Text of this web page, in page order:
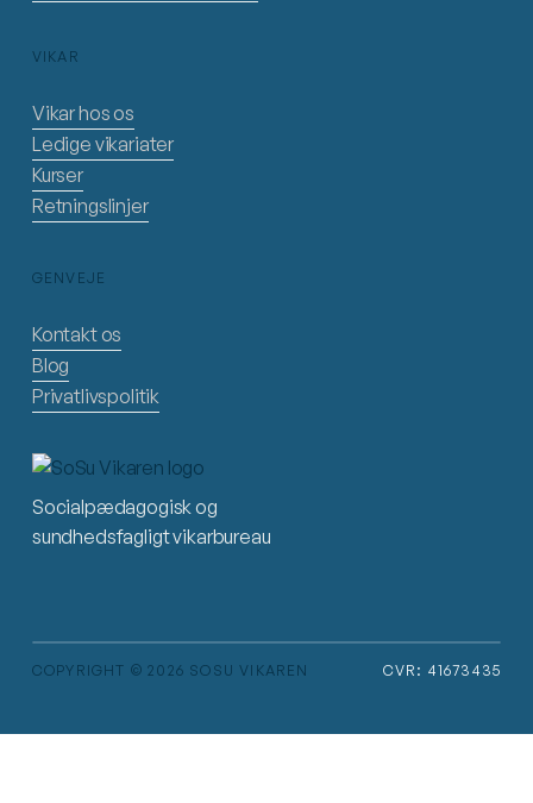
Socialpædagogisk og
sundhedsfagligt vikarbureau
VIKAR
Vikar hos os
Ledige vikariater
Kurser
Retningslinjer
GENVEJE
Kontakt os
Blog
Privatlivspolitik
COPYRIGHT © 2026 SOSU VIKAREN CVR: 41673435